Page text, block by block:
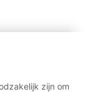
zijn om